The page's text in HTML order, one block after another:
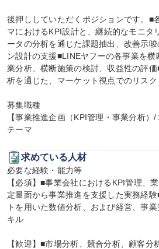
後押ししていただくポジションです。■
マにおけるKPI設計と、継続的なモニタ
ータの分析を通じた課題抽出、改善示
ン設計の支援■LINEヤフーの各事業を
業分析、横断施策の検討、収益性の評
析を通じた、マーケット視点でのリス
募集職種
【事業推進企画（KPI管理・事業分析
テーマ
求めている人材
必要な経験・能力等
【必須】■事業会社におけるKPI管理、
定量面から事業推進を支援した実務経
トを用いた数値分析、および経営、事
キル
【歓迎】■市場分析、競合分析、顧客